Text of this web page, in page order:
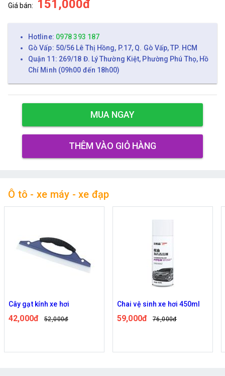
Giá bán: 151,000đ
Hotline: 0978 393 187
Gò Vấp: 50/56 Lê Thị Hồng, P.17, Q. Gò Vấp, TP. HCM
Quận 11: 269/18 Đ. Lý Thường Kiệt, Phường Phú Thọ, Hồ
Chí Minh (09h00 đến 18h00)
MUA NGAY
THÊM VÀO GIỎ HÀNG
Ô tô - xe máy - xe đạp
Cây gạt kính xe hơi
42,000đ 52,000đ
Chai vệ sinh xe hơi 450ml
59,000đ 76,000đ